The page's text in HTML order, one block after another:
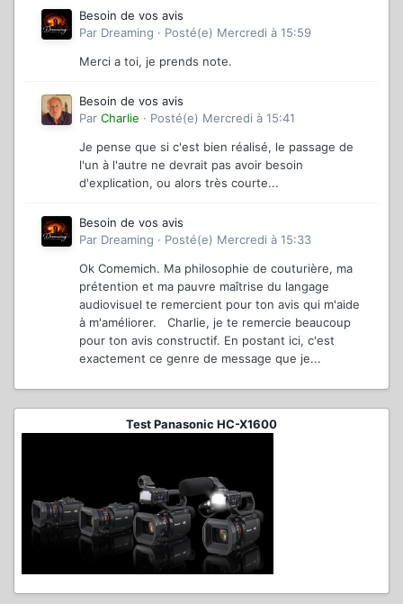
Besoin de vos avis
Par Dreaming · Posté(e) Mercredi à 15:59
Merci a toi, je prends note.
Besoin de vos avis
Par Charlie · Posté(e) Mercredi à 15:41
Je pense que si c'est bien réalisé, le passage de
l'un à l'autre ne devrait pas avoir besoin
d'explication, ou alors très courte...
Besoin de vos avis
Par Dreaming · Posté(e) Mercredi à 15:33
Ok Comemich. Ma philosophie de couturière, ma
prétention et ma pauvre maîtrise du langage
audiovisuel te remercient pour ton avis qui m'aide
à m'améliorer. Charlie, je te remercie beaucoup
pour ton avis constructif. En postant ici, c'est
exactement ce genre de message que je...
Test Panasonic HC-X1600